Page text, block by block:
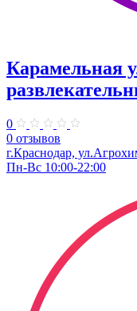
Карамельная
0
0 отзывов
г.Краснодар,
Пн-Вс 10:00-22:00